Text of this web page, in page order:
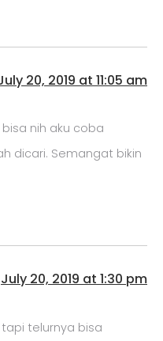
20, 2019 at 11:05 am
nih aku coba
dicari. Semangat bikin
July 20, 2019 at 1:30 pm
telurnya bisa